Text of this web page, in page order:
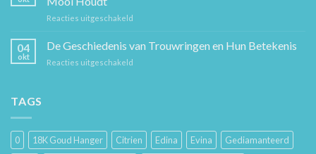
Hem
Reacties uitgeschakeld
Verzorging:
Hoe
04
okt
De Geschiedenis van Trouwringen en Hun Betekenis
Reacties uitgeschakeld
Hun
Betekenis
TAGS
0 18K Goud Hanger Citrien Edina Evina
Gediamanteerd